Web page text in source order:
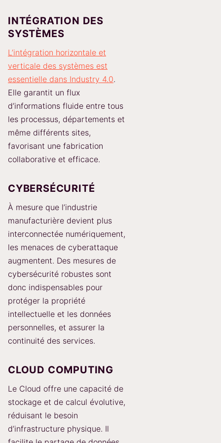
INTÉGRATION DES
SYSTÈMES
L’intégration horizontale et
verticale des systèmes est
essentielle dans Industry 4.0.
Elle garantit un flux
d’informations fluide entre tous
les processus, départements et
même différents sites,
favorisant une fabrication
collaborative et efficace.
CYBERSÉCURITÉ
À mesure que l’industrie
manufacturière devient plus
interconnectée numériquement,
les menaces de cyberattaque
augmentent. Des mesures de
cybersécurité robustes sont
donc indispensables pour
protéger la propriété
intellectuelle et les données
personnelles, et assurer la
continuité des services.
CLOUD COMPUTING
Le Cloud offre une capacité de
stockage et de calcul évolutive,
réduisant le besoin
d’infrastructure physique. Il